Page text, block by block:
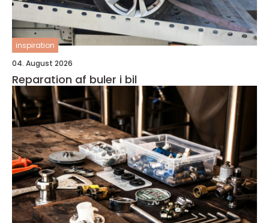
inspiration
04. August 2026
Reparation af buler i bil